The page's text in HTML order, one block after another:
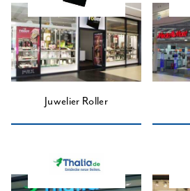
Juwelier Roller